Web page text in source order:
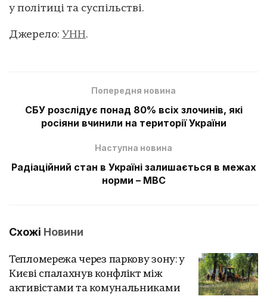
у політиці та суспільстві.
Джерело: УНН.
Попередня новина
СБУ розслідує понад 80% всіх злочинів, які
росіяни вчинили на території України
Наступна новина
Радіаційний стан в Україні залишається в межах
норми – МВС
Схожі Новини
Тепломережа через паркову зону: у
Києві спалахнув конфлікт між
активістами та комунальниками